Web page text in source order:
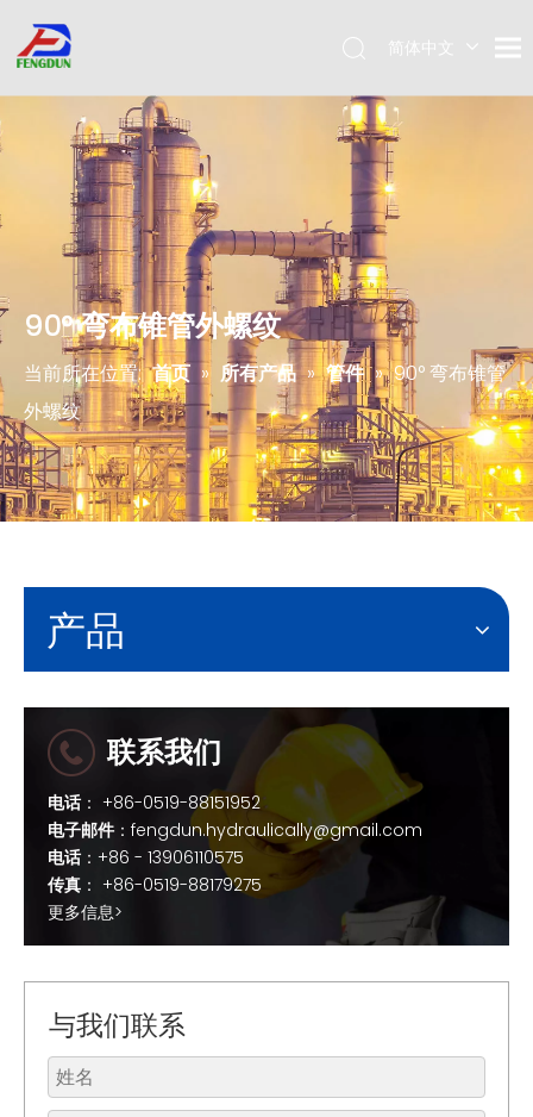
简体中文
English
90° 弯布锥管外螺纹
当前所在位置: 首页 » 所有产品 » 管件 » 90° 弯布锥管
外螺纹
产品
联系我们
电话： +86-0519-88151952
电子邮件： fengdun.hydraulically@gmail.com
电话：+86 - 13906110575
传真 ： +86-0519-88179275
更多信息>
与我们联系